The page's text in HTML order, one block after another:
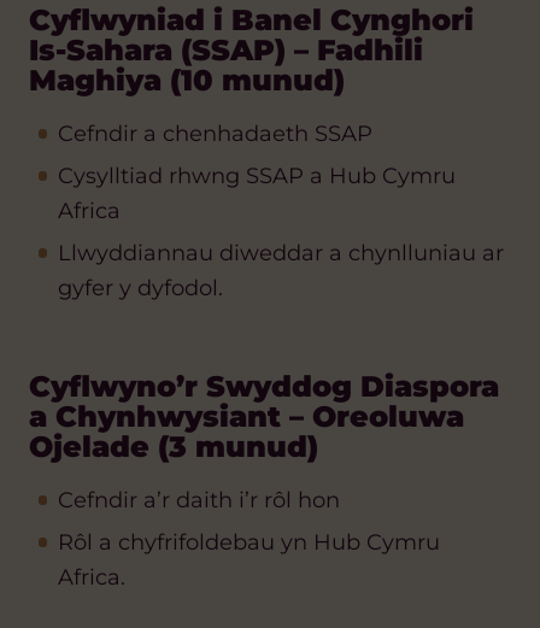
Cyflwyniad i Banel Cynghori
Is-Sahara (SSAP) – Fadhili
Maghiya (10 munud)
Cefndir a chenhadaeth SSAP
Cysylltiad rhwng SSAP a Hub Cymru
Africa
Llwyddiannau diweddar a chynlluniau ar
gyfer y dyfodol.
Cyflwyno’r Swyddog Diaspora
a Chynhwysiant – Oreoluwa
Ojelade (3 munud)
Cefndir a’r daith i’r rôl hon
Rôl a chyfrifoldebau yn Hub Cymru
Africa.